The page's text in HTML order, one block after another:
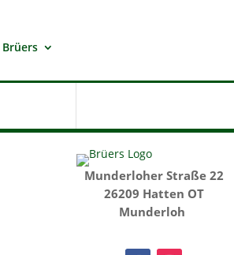
Brüers
Munderloher Straße 22
26209 Hatten OT
Munderloh